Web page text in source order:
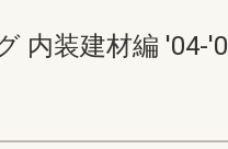
内装建材編 '04-